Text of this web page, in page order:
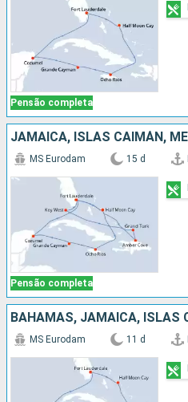
Pensão completa
Pensão completa
MS Eurodam 15 d
MS Eurodam 11 d